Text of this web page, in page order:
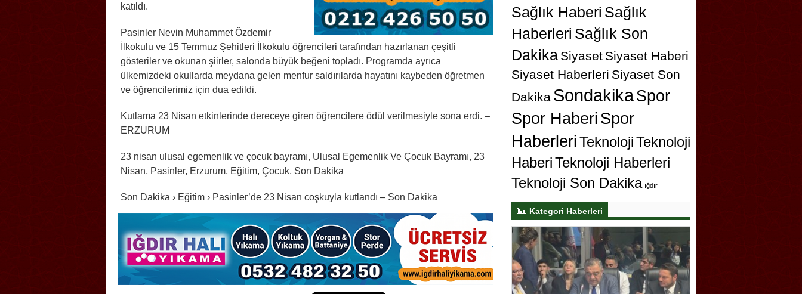
katıldı.
Pasinler Nevin Muhammet Özdemir
İlkokulu ve 15 Temmuz Şehitleri İlkokulu öğrencileri tarafından hazırlanan çeşitli
gösteriler ve okunan şiirler, salonda büyük beğeni topladı. Programda ayrıca
ülkemizdeki okullarda meydana gelen menfur saldırılarda hayatını kaybeden öğretmen
ve öğrencilerimiz için dua edildi.
Kutlama 23 Nisan etkinlerinde dereceye giren öğrencilere ödül verilmesiyle sona erdi. –
ERZURUM
23 nisan ulusal egemenlik ve çocuk bayramı, Ulusal Egemenlik Ve Çocuk Bayramı, 23
Nisan, Pasinler, Erzurum, Eğitim, Çocuk, Son Dakika
Son Dakika › Eğitim › Pasinler’de 23 Nisan coşkuyla kutlandı – Son Dakika
Sağlık Haberi Sağlık
Haberleri Sağlık Son
Dakika Siyaset Siyaset Haberi
Siyaset Haberleri Siyaset Son
Dakika SondakikaSpor
Spor Haberi Spor
HaberleriTeknolojiTeknoloji
HaberiTeknoloji Haberleri
Teknoloji Son Dakika ığdır
Kategori Haberleri